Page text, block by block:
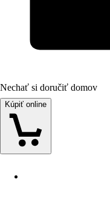
Nechať si doručiť domov
Kúpiť online